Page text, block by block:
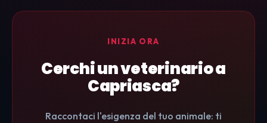
INIZIA ORA
Cerchi un veterinario a
Capriasca?
Raccontaci l'esigenza del tuo animale: ti